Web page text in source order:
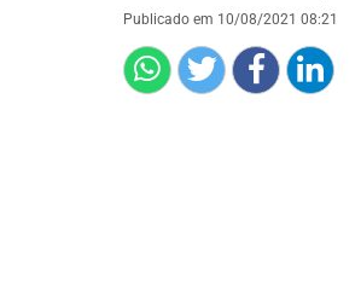
Publicado em 10/08/2021 08:21